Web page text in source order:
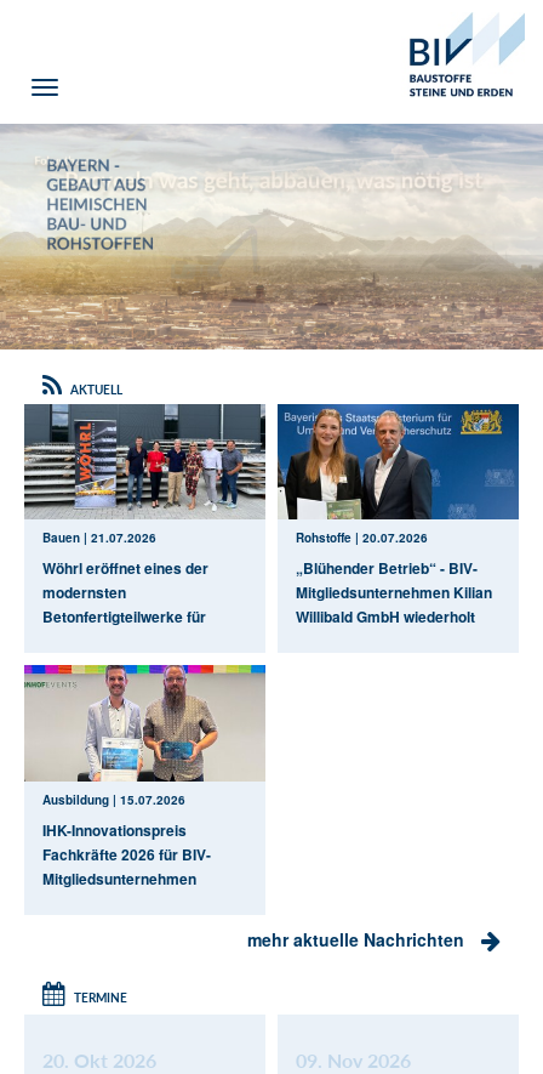
Toggle
navigation
AKTUELL
Bauen | 21.07.2026
Wöhrl eröffnet eines der
modernsten
Betonfertigteilwerke für
Deutschland
Rohstoffe | 20.07.2026
„Blühender Betrieb“ - BIV-
Mitgliedsunternehmen Kilian
Willibald GmbH wiederholt
Ausbildung | 15.07.2026
IHK-Innovationspreis
Fachkräfte 2026 für BIV-
Mitgliedsunternehmen
mehr aktuelle Nachrichten
TERMINE
20. Okt 2026 09. Nov 2026